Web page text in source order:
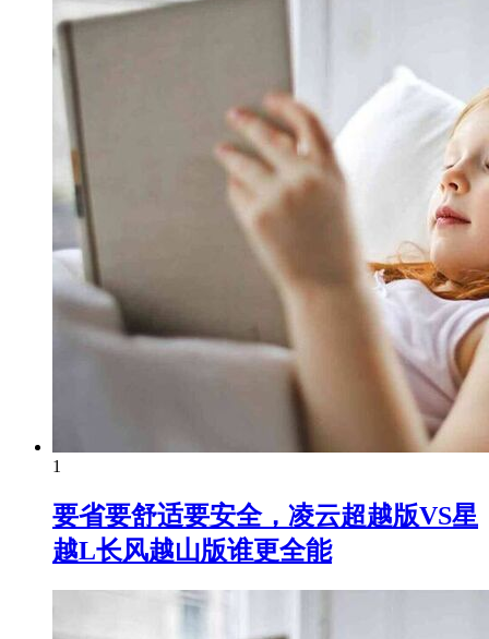
1
要省要舒适要安全，凌云超越版VS星
越L长风越山版谁更全能